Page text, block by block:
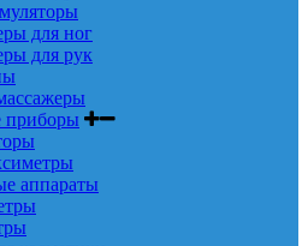
для ног
для рук
приборы
аппараты